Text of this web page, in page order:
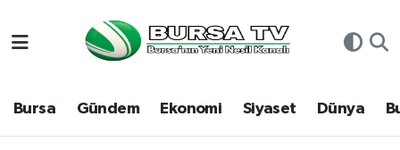
Bursa Gündem Ekonomi Siyaset Dünya
Bursa
Hava Durumu